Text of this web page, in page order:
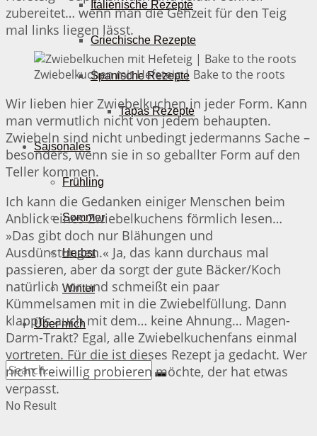
Italienische Rezepte
Griechische Rezepte
Spanische Rezepte
Tapas Rezepte
Saisonales
Frühling
Sommer
Herbst
Winter
Über mich
No Result
zubereitet… wenn man die Gehzeit für den Teig
mal links liegen lässt.
Zwiebelkuchen mit Hefeteig | Bake to the roots
Wir lieben hier Zwiebelkuchen in jeder Form. Kann
man vermutlich nicht von jedem behaupten.
Zwiebeln sind nicht unbedingt jedermanns Sache –
besonders, wenn sie in so geballter Form auf den
Teller kommen.
Ich kann die Gedanken einiger Menschen beim
Anblick eines Zwiebelkuchens förmlich lesen…
»Das gibt doch nur Blähungen und
Ausdünstungen.« Ja, das kann durchaus mal
passieren, aber da sorgt der gute Bäcker/Koch
natürlich vor und schmeißt ein paar
Kümmelsamen mit in die Zwiebelfüllung. Dann
klappt’s auch mit dem… keine Ahnung… Magen-
Darm-Trakt? Egal, alle Zwiebelkuchenfans einmal
vortreten. Für die ist dieses Rezept ja gedacht. Wer
nicht freiwillig probieren möchte, der hat etwas
verpasst.